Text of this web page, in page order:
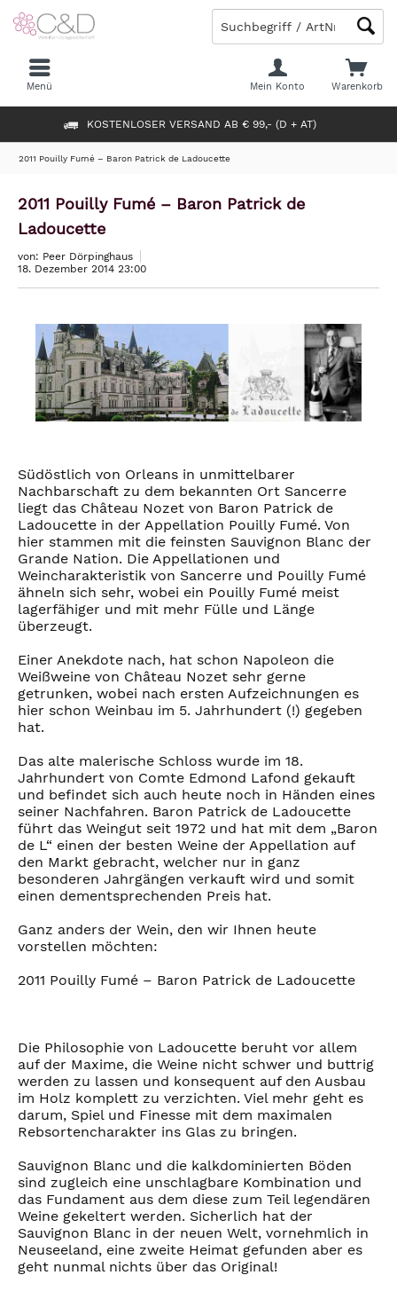
KOSTENLOSER VERSAND AB € 99,- (D + AT)
Warenkorb
Mein Konto
Menü
2011 Pouilly Fumé – Baron Patrick de Ladoucette
2011 Pouilly Fumé – Baron Patrick de
Ladoucette
von: Peer Dörpinghaus
18. Dezember 2014 23:00
Südöstlich von Orleans in unmittelbarer
Nachbarschaft zu dem bekannten Ort Sancerre
liegt das Château Nozet von Baron Patrick de
Ladoucette in der Appellation Pouilly Fumé. Von
hier stammen mit die feinsten Sauvignon Blanc der
Grande Nation. Die Appellationen und
Weincharakteristik von Sancerre und Pouilly Fumé
ähneln sich sehr, wobei ein Pouilly Fumé meist
lagerfähiger und mit mehr Fülle und Länge
überzeugt.
Einer Anekdote nach, hat schon Napoleon die
Weißweine von Château Nozet sehr gerne
getrunken, wobei nach ersten Aufzeichnungen es
hier schon Weinbau im 5. Jahrhundert (!) gegeben
hat.
Das alte malerische Schloss wurde im 18.
Jahrhundert von Comte Edmond Lafond gekauft
und befindet sich auch heute noch in Händen eines
seiner Nachfahren. Baron Patrick de Ladoucette
führt das Weingut seit 1972 und hat mit dem „Baron
de L“ einen der besten Weine der Appellation auf
den Markt gebracht, welcher nur in ganz
besonderen Jahrgängen verkauft wird und somit
einen dementsprechenden Preis hat.
Ganz anders der Wein, den wir Ihnen heute
vorstellen möchten:
2011 Pouilly Fumé – Baron Patrick de Ladoucette
Die Philosophie von Ladoucette beruht vor allem
auf der Maxime, die Weine nicht schwer und buttrig
werden zu lassen und konsequent auf den Ausbau
im Holz komplett zu verzichten. Viel mehr geht es
darum, Spiel und Finesse mit dem maximalen
Rebsortencharakter ins Glas zu bringen.
Sauvignon Blanc und die kalkdominierten Böden
sind zugleich eine unschlagbare Kombination und
das Fundament aus dem diese zum Teil legendären
Weine gekeltert werden. Sicherlich hat der
Sauvignon Blanc in der neuen Welt, vornehmlich in
Neuseeland, eine zweite Heimat gefunden aber es
geht nunmal nichts über das Original!